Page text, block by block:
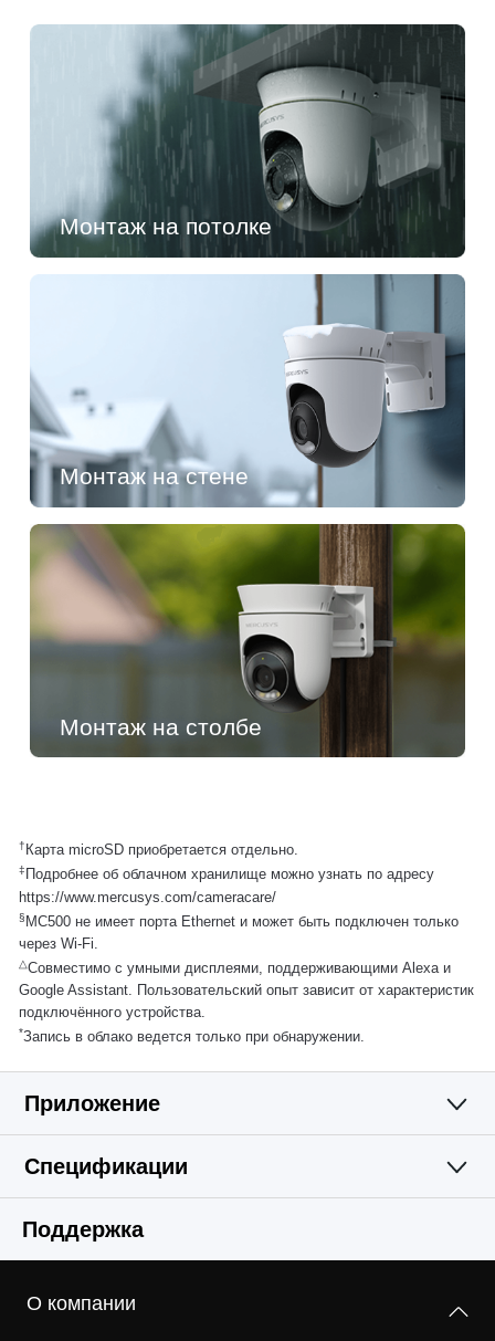
Монтаж на потолке
Монтаж на стене
Монтаж на столбе
† Карта microSD приобретается отдельно.
‡ Подробнее об облачном хранилище можно узнать по адресу
https://www.mercusys.com/cameracare/
§ MC500 не имеет порта Ethernet и может быть подключен только
через Wi-Fi.
△Совместимо с умными дисплеями, поддерживающими Alexa и
Google Assistant. Пользовательский опыт зависит от характеристик
подключённого устройства.
*Запись в облако ведется только при обнаружении.
Приложение
Простое и
функциональное
Спецификации
Камера
1/3'' КМОП-матрица (CMOS) с прогрессивной
Поддержка
О компании